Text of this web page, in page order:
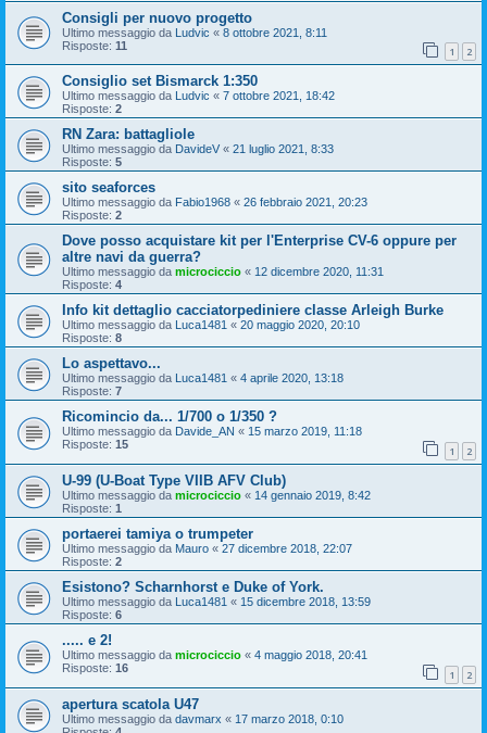
Consigli per nuovo progetto
Ultimo messaggio da Ludvic « 8 ottobre 2021, 8:11
Risposte: 11 1 2
Consiglio set Bismarck 1:350
Ultimo messaggio da Ludvic « 7 ottobre 2021, 18:42
Risposte: 2
RN Zara: battagliole
Ultimo messaggio da DavideV « 21 luglio 2021, 8:33
Risposte: 5
sito seaforces
Ultimo messaggio da Fabio1968 « 26 febbraio 2021, 20:23
Risposte: 2
Dove posso acquistare kit per l'Enterprise CV-6 oppure per
altre navi da guerra?
Ultimo messaggio da microciccio « 12 dicembre 2020, 11:31
Risposte: 4
Info kit dettaglio cacciatorpediniere classe Arleigh Burke
Ultimo messaggio da Luca1481 « 20 maggio 2020, 20:10
Risposte: 8
Lo aspettavo...
Ultimo messaggio da Luca1481 « 4 aprile 2020, 13:18
Risposte: 7
Ricomincio da... 1/700 o 1/350 ?
Ultimo messaggio da Davide_AN « 15 marzo 2019, 11:18
Risposte: 15 1 2
U-99 (U-Boat Type VIIB AFV Club)
Ultimo messaggio da microciccio « 14 gennaio 2019, 8:42
Risposte: 1
portaerei tamiya o trumpeter
Ultimo messaggio da Mauro « 27 dicembre 2018, 22:07
Risposte: 2
Esistono? Scharnhorst e Duke of York.
Ultimo messaggio da Luca1481 « 15 dicembre 2018, 13:59
Risposte: 6
..... e 2!
Ultimo messaggio da microciccio « 4 maggio 2018, 20:41
Risposte: 16 1 2
apertura scatola U47
Ultimo messaggio da davmarx « 17 marzo 2018, 0:10